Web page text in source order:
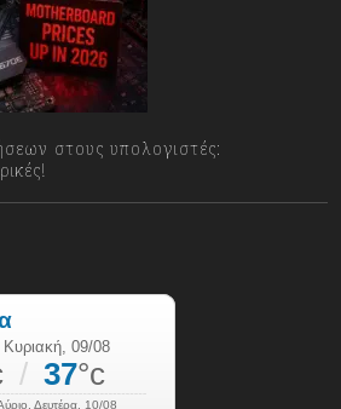
στους υπολογιστές: